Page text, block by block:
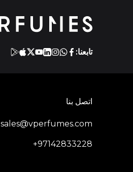
تابعنا:
اتصل بنا
sales@vperfumes.com
+97142833228